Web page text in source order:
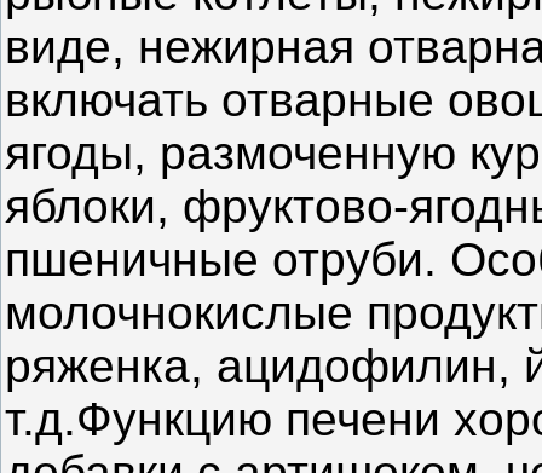
виде, нежирная
включать отварные
ягоды, размоченную
яблоки, фруктово-
пшеничные отруби.
молочнокислые
ряженка, ацидофилин,
т.д.Функцию печени